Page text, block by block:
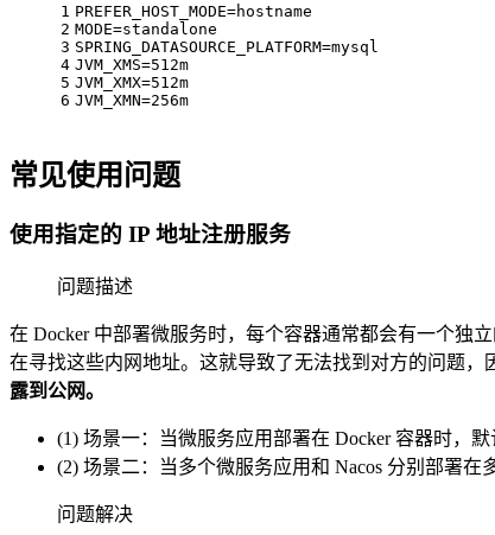
1
2
3
4
5
6
PREFER_HOST_MODE=hostname
MODE=standalone
SPRING_DATASOURCE_PLATFORM=mysql
JVM_XMS=512m
JVM_XMX=512m
JVM_XMN=256m
常见使用问题
使用指定的 IP 地址注册服务
问题描述
在 Docker 中部署微服务时，每个容器通常都会有一个独
在寻找这些内网地址。这就导致了无法找到对方的问题，
露到公网。
(1) 场景一：当微服务应用部署在 Docker 容器时，
(2) 场景二：当多个微服务应用和 Nacos 分别部署在
问题解决